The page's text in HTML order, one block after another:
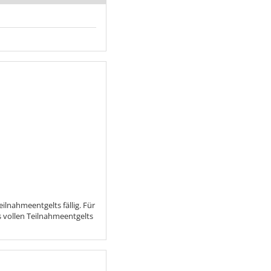
fällig. Für
vollen Teilnahmeentgelts